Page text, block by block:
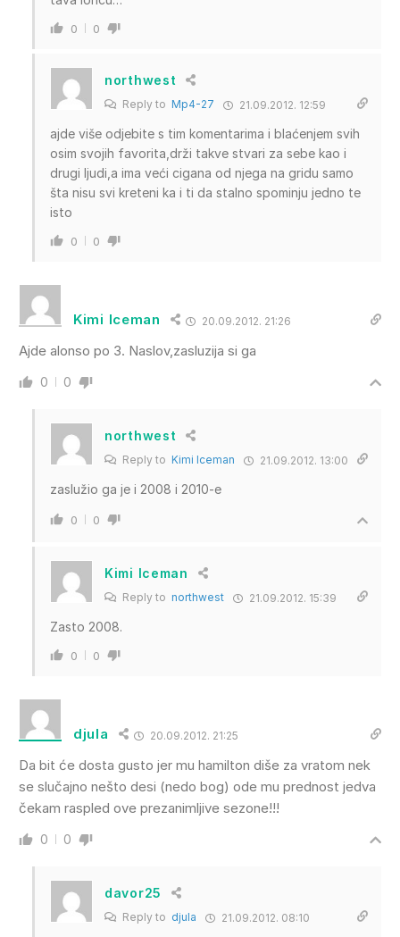
0 0
northwest
Reply to Mp4-27 21.09.2012. 12:59
ajde više odjebite s tim komentarima i blaćenjem svih
osim svojih favorita,drži takve stvari za sebe kao i
drugi ljudi,a ima veći cigana od njega na gridu samo
šta nisu svi kreteni ka i ti da stalno spominju jedno te
isto
0 0
Kimi Iceman 20.09.2012. 21:26
Ajde alonso po 3. Naslov,zasluzija si ga
0 0
northwest
Reply to Kimi Iceman 21.09.2012. 13:00
zaslužio ga je i 2008 i 2010-e
0 0
Kimi Iceman
Reply to northwest 21.09.2012. 15:39
Zasto 2008.
0 0
djula 20.09.2012. 21:25
Da bit će dosta gusto jer mu hamilton diše za vratom nek
se slučajno nešto desi (nedo bog) ode mu prednost jedva
čekam raspled ove prezanimljive sezone!!!
0 0
davor25
Reply to djula 21.09.2012. 08:10